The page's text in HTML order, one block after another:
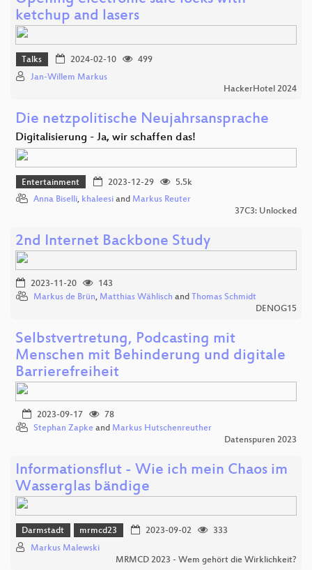
ketchup and lasers
Talks 2024-02-10
499
Jan-Willem Markus
HackerHotel 2024
Die netzpolitische Neujahrsansprache
Digitalisierung - Ja, wir schaffen das!
Entertainment 2023-12-29
5.5k
Anna Biselli, khaleesi and Markus Reuter
37C3: Unlocked
2nd Internet Backbone Study
2023-11-20
143
Markus de Brün, Matthias Wählisch and Thomas Schmidt
DENOG15
Selbstvertretung, Podcasting mit
Menschen mit Behinderung und digitale
Barrierefreiheit
2023-09-17
78
Stephan Zapke and Markus Hutschenreuther
Datenspuren 2023
Informationsflut - Wie ich mein Chaos im
Wasserglas bändige
Darmstadt mrmcd23 2023-09-02
333
Markus Malewski
MRMCD 2023 - Wem gehört die Wirklichkeit?